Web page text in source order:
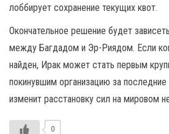
лоббирует сохранение текущих квот.
Окончательное решение будет
между Багдадом и Эр-Риядом. Если
найден, Ирак может стать первым
покинувшим организацию за последние
изменит расстановку сил на мировом
0